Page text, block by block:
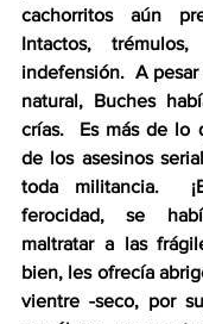
cachorritos aún
Intactos,
indefensión.  A
natural, Buches
crías.  Es más de lo
de los asesinos
toda militancia.
ferocidad, se
maltratar a las
bien, les ofrecía
vientre -seco, por